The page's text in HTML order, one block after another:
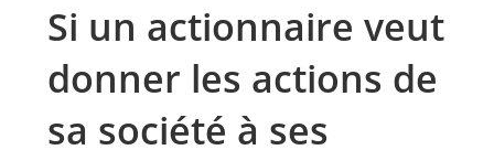
Si un actionnaire veut
donner les actions de
sa société à ses